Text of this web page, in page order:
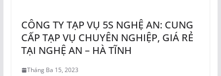
CÔNG TY TẠP VỤ 5S NGHỆ AN: CUNG
CẤP TẠP VỤ CHUYÊN NGHIỆP, GIÁ RẺ
TẠI NGHỆ AN – HÀ TĨNH
Tháng Ba 15, 2023